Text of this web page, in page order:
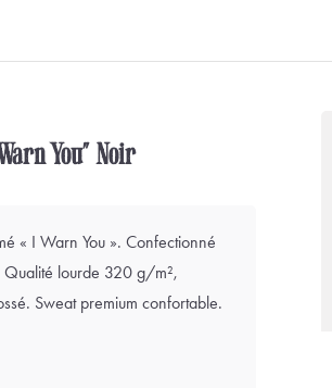
You” Noir
« I Warn You ». Confectionné
Qualité lourde 320 g/m²,
Sweat premium confortable.